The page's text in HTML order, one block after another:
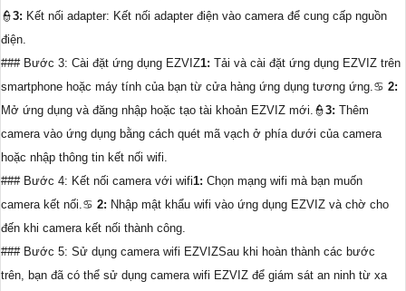
👮3: Kết nối adapter: Kết nối adapter điện vào camera để cung cấp nguồn
điện.
### Bước 3: Cài đặt ứng dụng EZVIZ1: Tải và cài đặt ứng dụng EZVIZ trên
smartphone hoặc máy tính của bạn từ cửa hàng ứng dụng tương ứng.♋ 2:
Mở ứng dụng và đăng nhập hoặc tạo tài khoản EZVIZ mới.👮3: Thêm
camera vào ứng dụng bằng cách quét mã vạch ở phía dưới của camera
hoặc nhập thông tin kết nối wifi.
### Bước 4: Kết nối camera với wifi1: Chọn mạng wifi mà bạn muốn
camera kết nối.♋ 2: Nhập mật khẩu wifi vào ứng dụng EZVIZ và chờ cho
đến khi camera kết nối thành công.
### Bước 5: Sử dụng camera wifi EZVIZSau khi hoàn thành các bước
trên, bạn đã có thể sử dụng camera wifi EZVIZ để giám sát an ninh từ xa